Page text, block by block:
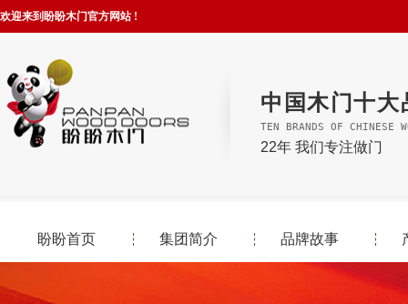
欢迎来到盼盼木门官方网站 !
中国木门十大
TEN BRANDS OF CHINESE
22年 我们专注做门
盼盼首页 集团简介 品牌故事